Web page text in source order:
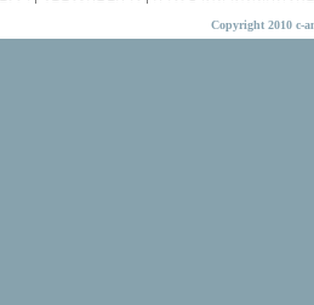
Copyright 2010 c-